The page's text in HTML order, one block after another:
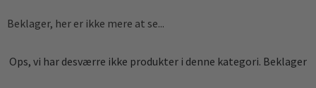
Beklager, her er ikke mere at se...
Ops, vi har desværre ikke produkter i denne kategori. Beklager